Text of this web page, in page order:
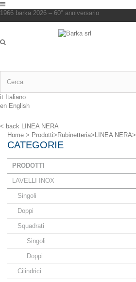
1966 barka 2026 – 60° anniversario
it Italiano
en English
< back LINEA NERA
Home > Prodotti> Rubinetteria> LINEA NERA>
CATEGORIE
PRODOTTI
LAVELLI INOX
Singoli
Doppi
Squadrati
Singoli
Doppi
Cilindrici